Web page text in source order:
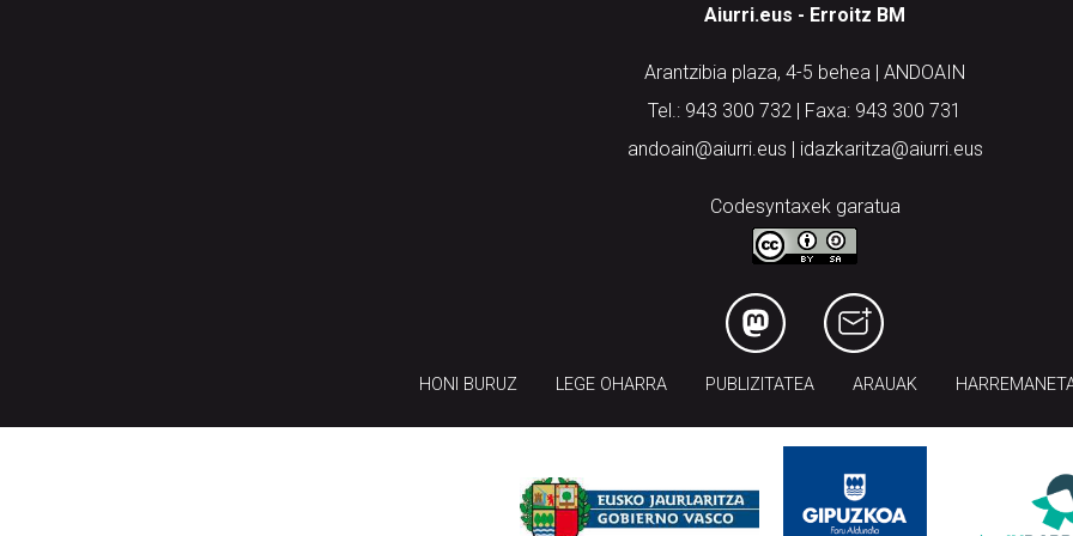
Aiurri.eus - Erroitz BM
Arantzibia plaza, 4-5 behea | ANDOAIN
Tel.: 943 300 732 | Faxa: 943 300 731
andoain@aiurri.eus | idazkaritza@aiurri.eus
Codesyntaxek garatua
HONI BURUZ LEGE OHARRA PUBLIZITATEA ARAUAK